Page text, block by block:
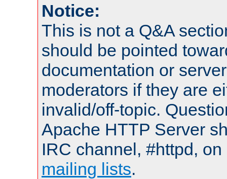
Notice:
This is not a Q&A
should be pointed
documentation or
moderators if they are
invalid/off-topic.
Apache HTTP Server
IRC channel, #httpd,
mailing lists.